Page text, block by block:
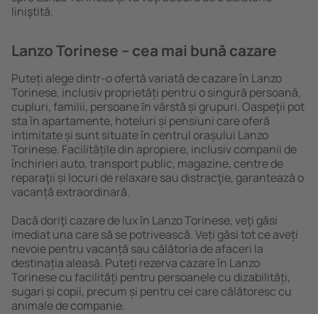
liniştită.
Lanzo Torinese – cea mai bună cazare
Puteți alege dintr-o ofertă variată de cazare în Lanzo
Torinese, inclusiv proprietăți pentru o singură persoană,
cupluri, familii, persoane ȋn vârstă și grupuri. Oaspeţii pot
sta în apartamente, hoteluri și pensiuni care oferă
intimitate și sunt situate în centrul orașului Lanzo
Torinese. Facilitățile din apropiere, inclusiv companii de
închirieri auto, transport public, magazine, centre de
reparaţii și locuri de relaxare sau distracţie, garantează o
vacanță extraordinară.
Dacă doriţi cazare de lux în Lanzo Torinese, veţi găsi
imediat una care să se potrivească. Veți găsi tot ce aveți
nevoie pentru vacanță sau călătoria de afaceri la
destinația aleasă. Puteți rezerva cazare în Lanzo
Torinese cu facilități pentru persoanele cu dizabilități,
sugari și copii, precum și pentru cei care călătoresc cu
animale de companie.